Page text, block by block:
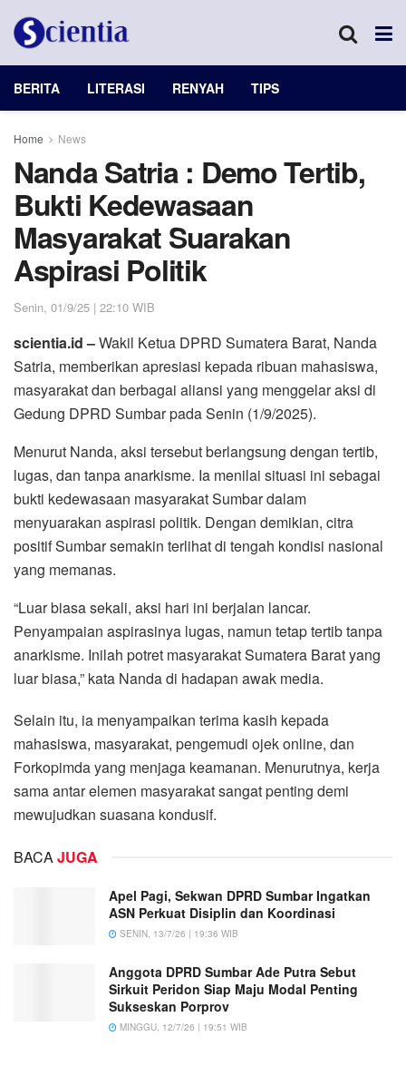
BERITA LITERASI RENYAH TIPS
Home News
Nanda Satria : Demo Tertib,
Bukti Kedewasaan
Masyarakat Suarakan
Aspirasi Politik
Senin, 01/9/25 | 22:10 WIB
scientia.id –Wakil Ketua DPRD Sumatera Barat, Nanda
Satria, memberikan apresiasi kepada ribuan mahasiswa,
masyarakat dan berbagai aliansi yang menggelar aksi di
Gedung DPRD Sumbar pada Senin (1/9/2025).
Menurut Nanda, aksi tersebut berlangsung dengan tertib,
lugas, dan tanpa anarkisme. Ia menilai situasi ini sebagai
bukti kedewasaan masyarakat Sumbar dalam
menyuarakan aspirasi politik. Dengan demikian, citra
positif Sumbar semakin terlihat di tengah kondisi nasional
yang memanas.
“Luar biasa sekali, aksi hari ini berjalan lancar.
Penyampaian aspirasinya lugas, namun tetap tertib tanpa
anarkisme. Inilah potret masyarakat Sumatera Barat yang
luar biasa,” kata Nanda di hadapan awak media.
Selain itu, ia menyampaikan terima kasih kepada
mahasiswa, masyarakat, pengemudi ojek online, dan
Forkopimda yang menjaga keamanan. Menurutnya, kerja
sama antar elemen masyarakat sangat penting demi
mewujudkan suasana kondusif.
BACAJUGA
Apel Pagi, Sekwan DPRD Sumbar Ingatkan
ASN Perkuat Disiplin dan Koordinasi
SENIN, 13/7/26 | 19:36 WIB
Anggota DPRD Sumbar Ade Putra Sebut
Sirkuit Peridon Siap Maju Modal Penting
Sukseskan Porprov
MINGGU, 12/7/26 | 19:51 WIB